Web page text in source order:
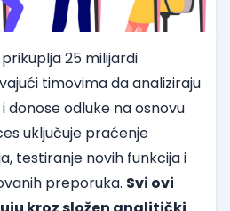
25 milijardi
timovima da analiziraju
odluke na osnovu
uključuje praćenje
testiranje novih funkcija i
preporuka. Svi ovi